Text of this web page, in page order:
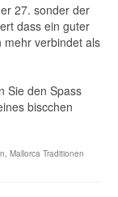
27. sonder der
dass ein guter
mehr verbindet als
Sie den Spass
biscchen
Mallorca Traditionen